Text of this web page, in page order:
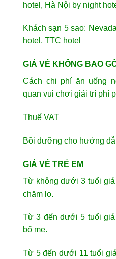
hotel, Hà Nội by night
Khách sạn 5 sao:
hotel, TTC hotel
GIÁ VÉ KHÔNG BAO
Cách chi phí ăn uống
quan vui chơi giải trí phí
Thuế VAT
Bồi dưỡng cho hướng
GIÁ VÉ TRẺ EM
Từ không dưới 3 tuổi
chăm lo.
Từ 3 đến dưới 5 tuổi
bố mẹ.
Từ 5 đến dưới 11 tuổi